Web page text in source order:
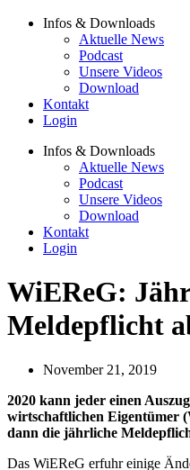
Infos & Downloads
Aktuelle News
Podcast
Unsere Videos
Download
Kontakt
Login
Infos & Downloads
Aktuelle News
Podcast
Unsere Videos
Download
Kontakt
Login
WiEReG:
Meldepflicht
November 21, 2019
2020 kann jeder einen
wirtschaftlichen Eigentümer
dann die jährliche
Das WiEReG erfuhr einige